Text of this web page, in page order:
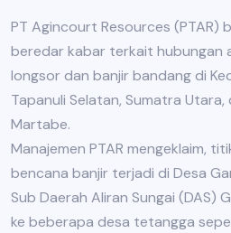
PT Agincourt Resources (PTAR)
beredar kabar terkait hubungan
longsor dan banjir bandang di
Tapanuli Selatan, Sumatra Utara,
Martabe.
Manajemen PTAR mengeklaim,
bencana banjir terjadi di Desa
Sub Daerah Aliran Sungai (DAS)
ke beberapa desa tetangga